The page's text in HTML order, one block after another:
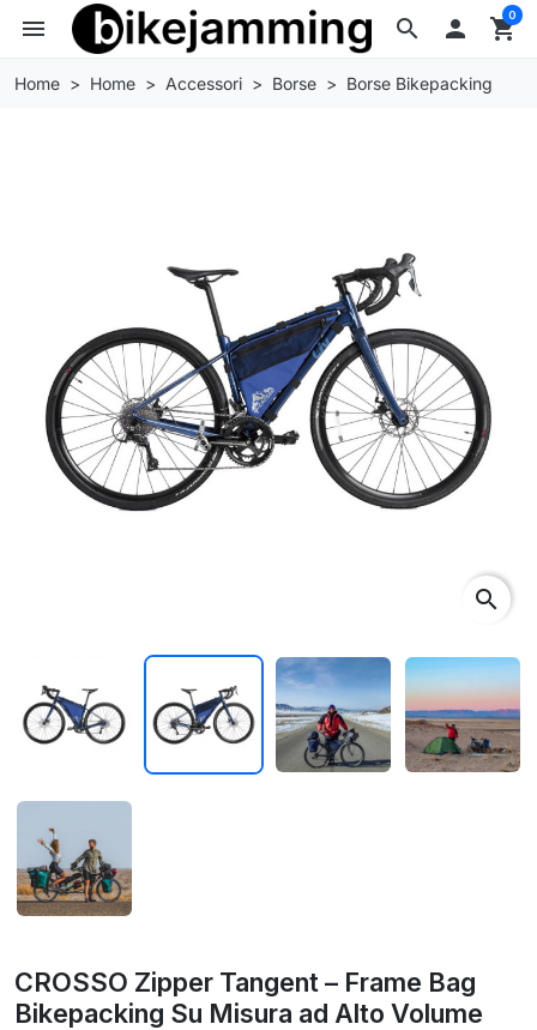
search
menu  shopping_cart
0
Home Home Accessori Borse Borse Bikepacking
search
CROSSO Zipper Tangent – Frame Bag
Bikepacking Su Misura ad Alto Volume